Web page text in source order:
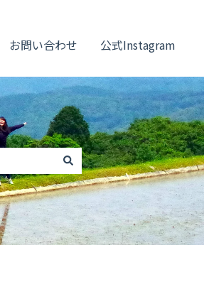
ト編集部のサブメニューを表示
お問い合わせ 公式Instagram